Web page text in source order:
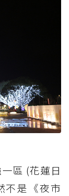
區 (花蓮日
不是《夜市